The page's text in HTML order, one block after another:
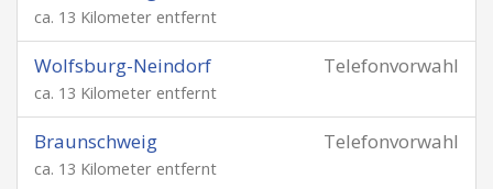
ca. 13 Kilometer entfernt
Telefonvorwahl
Wolfsburg-Neindorf
ca. 13 Kilometer entfernt
Telefonvorwahl
Braunschweig
ca. 13 Kilometer entfernt